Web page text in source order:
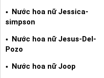
Nước hoa nữ Jessica-
simpson
Nước hoa nữ Jesus-Del-
Pozo
Nước hoa nữ Joop